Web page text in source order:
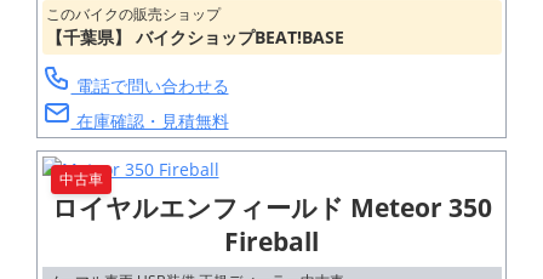
このバイクの販売ショップ
【千葉県】 バイクショップBEAT!BASE
電話で問い合わせる
在庫確認・見積無料
中古車
ロイヤルエンフィールド Meteor 350
Fireball